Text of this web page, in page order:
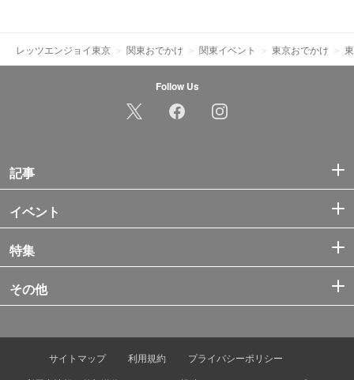
レッツエンジョイ東京 関東おでかけ 関東イベント 東京おでかけ
Follow Us
記事
イベント
特集
その他
サイトマップ 利用規約
プライバシーポリシー